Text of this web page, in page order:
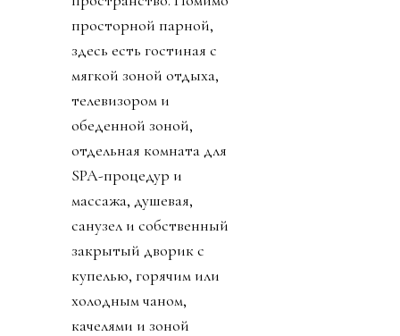
просторной парной,
здесь есть гостиная с
мягкой зоной отдыха,
телевизором и
обеденной зоной,
отдельная комната для
SPA-процедур и
массажа, душевая,
санузел и собственный
закрытый дворик с
купелью, горячим или
холодным чаном,
качелями и зоной